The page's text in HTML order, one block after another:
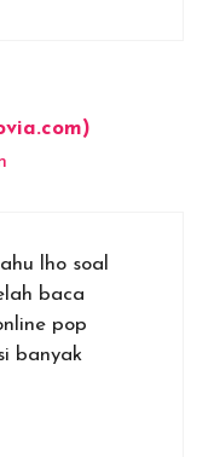
lho soal
baca
pop
banyak